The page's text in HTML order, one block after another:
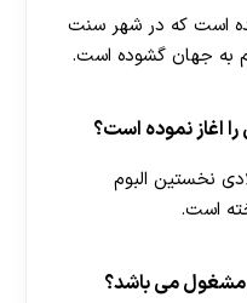
است که در شهر سنت
به جهان گشوده است.
را اغاز نموده است؟
سال 2005 میلادی نخستین البوم
است.
مشغول می باشد؟